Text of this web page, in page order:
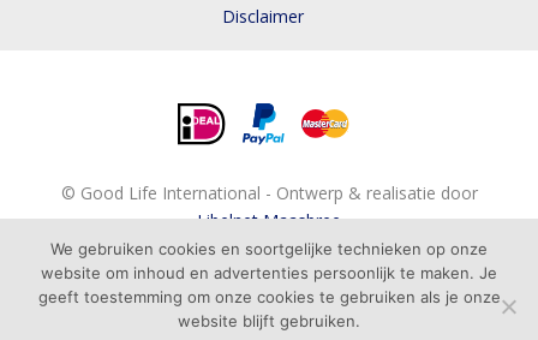
Disclaimer
© Good Life International - Ontwerp & realisatie door
Libelnet Maasbree
BESTELLEN ADVIES
We gebruiken cookies en soortgelijke technieken op onze
website om inhoud en advertenties persoonlijk te maken. Je
geeft toestemming om onze cookies te gebruiken als je onze
website blijft gebruiken.